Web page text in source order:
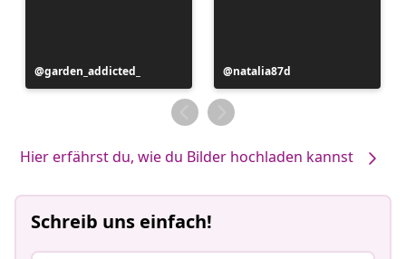
Beitrag
veröffentlicht
garden_addicted_
Beitrag
veröffentlicht
von
natalia87d
Hier erfährst du, wie du Bilder hochladen kannst
Schreib uns einfach!